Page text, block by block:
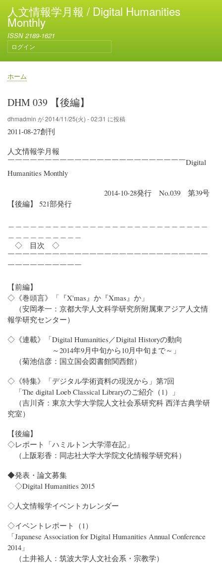
メ
イ
コ
テ
動
人文情報学月報 / Digital Humanities
Monthly
ISSN 2189-1621
ユ
ー
ザ
ー
カ
ン
ト
ニ
ュ
ー
ログイン
パ
く
ず
ホーム
DHM 039 【後編】
dhmadmin が2014/11/25(火) - 02:31 に投稿
2011-08-27創刊
人文情報学月報
￣￣￣￣￣￣￣￣￣￣￣￣￣￣￣￣￣￣￣￣￣￣￣￣Digital
Humanities Monthly
2014-10-28発行 No.039 第39号
【後編】 521部発行
◇ 目次 ◇
￣￣￣￣￣￣￣￣￣￣￣￣￣￣￣￣￣￣￣￣￣￣￣￣￣￣￣
￣￣￣￣￣￣￣￣￣￣
【前編】
◇《巻頭言》「『X'mas』か『Xmas』か」
（安岡孝一：京都大学人文科学研究所附属東アジア人文情
報学研究センター）
◇《連載》「Digital Humanities／Digital Historyの動向
～2014年9月中旬から10月中旬まで～」
（菊池信彦：国立国会図書館関西館）
◇《特集》「デジタル学術資料の現況から」第7回
「The digital Loeb Classical Libraryのご紹介（1）」
（吉川斉：東京大学大学院人文社会系研究科 西洋古典学研
究室）
【後編】
◇レポート「ハミルトン大学滞在記」
（上阪彩香：同志社大学大学院文化情報学研究科）
◆発表・論文募集
◇Digital Humanities 2015
◇人文情報学イベントカレンダー
◇イベントレポート（1）
「Japanese Association for Digital Humanities Annual Conference
2014」
（土井裕人：筑波大学人文社会系・宗教学）